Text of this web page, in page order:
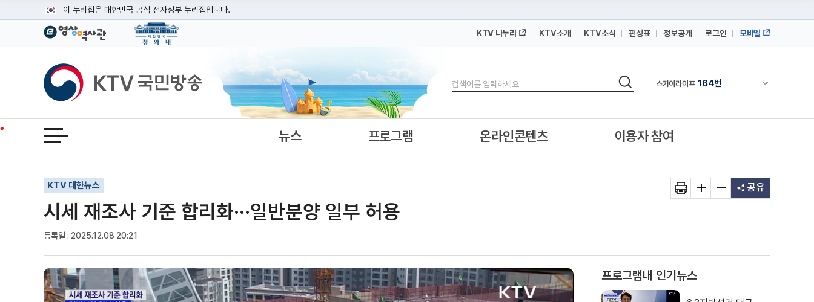
이 누리집은 대한민국 공식 전자정부 누리집입니다.
공식 누리집 주소 확인하기
이밖에 or.kr 또는 .kr등 다른 도메인 주소를 사용하고 있다면 아래 URL에서 도메인 주소를 확인해 보세요
운영중인 공식 누리집보기
KTV 나누리 KTV소개 KTV소식 편성표 정보공개 로그인 모바일
KTV국민방송
검색
검색 채널안내 펼쳐
IPTV(KT, SKB, LGU+)
IPTV(KT, SKB, LGU+)
전체메뉴 열기 뉴스 프로그램 온라인콘텐츠 이용자 참여
KTV 대한뉴스
시세 재조사 기준 합리화···일반분양 일부 허용
등록일 : 2025.12.08 20:21
기사인쇄
글자확대
글자축소 공유
프로그램내 인기뉴스